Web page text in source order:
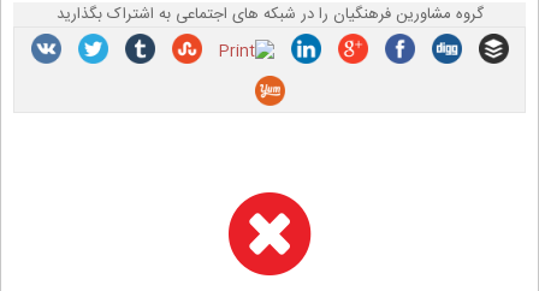
گروه مشاورین فرهنگیان را در شبکه های اجتماعی به اشتراک بگذارید